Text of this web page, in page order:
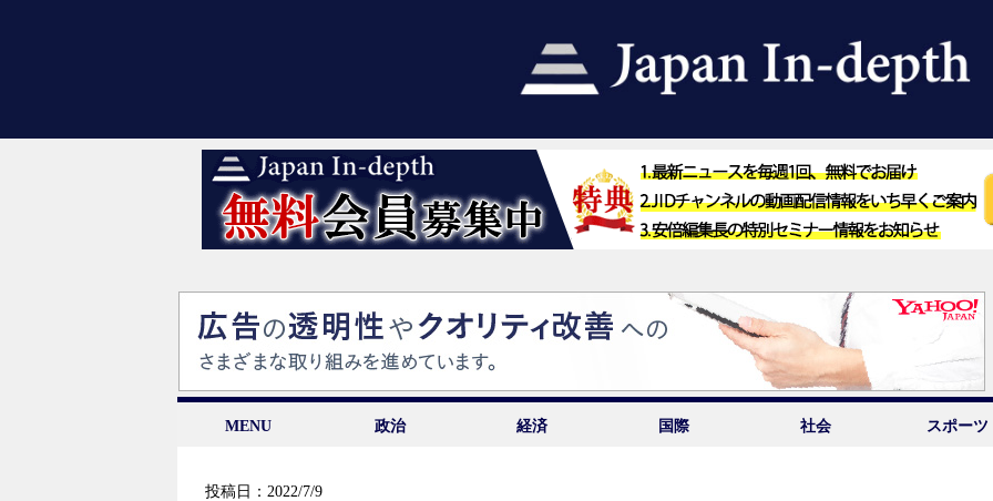
MENU 政治 経済 国際 社会 スポーツ
投稿日：2022/7/9